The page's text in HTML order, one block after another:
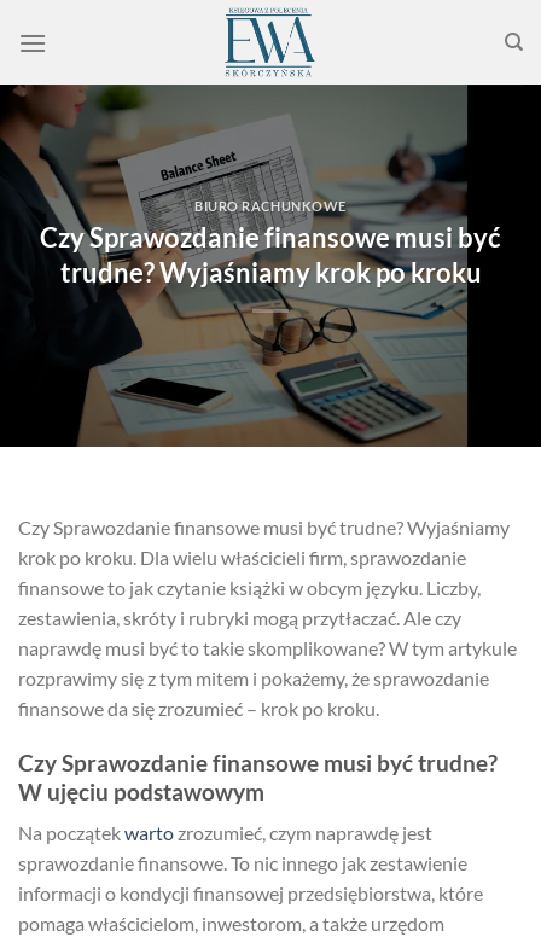
BIURO RACHUNKOWE
Czy Sprawozdanie finansowe musi być
trudne? Wyjaśniamy krok po kroku
Czy Sprawozdanie finansowe musi być trudne? Wyjaśniamy
krok po kroku. Dla wielu właścicieli firm, sprawozdanie
finansowe to jak czytanie książki w obcym języku. Liczby,
zestawienia, skróty i rubryki mogą przytłaczać. Ale czy
naprawdę musi być to takie skomplikowane? W tym artykule
rozprawimy się z tym mitem i pokażemy, że sprawozdanie
finansowe da się zrozumieć – krok po kroku.
Czy Sprawozdanie finansowe musi być trudne?
W ujęciu podstawowym
Na początekwartozrozumieć, czym naprawdę jest
sprawozdanie finansowe. To nic innego jak zestawienie
informacji o kondycji finansowej przedsiębiorstwa, które
pomaga właścicielom, inwestorom, a także urzędom